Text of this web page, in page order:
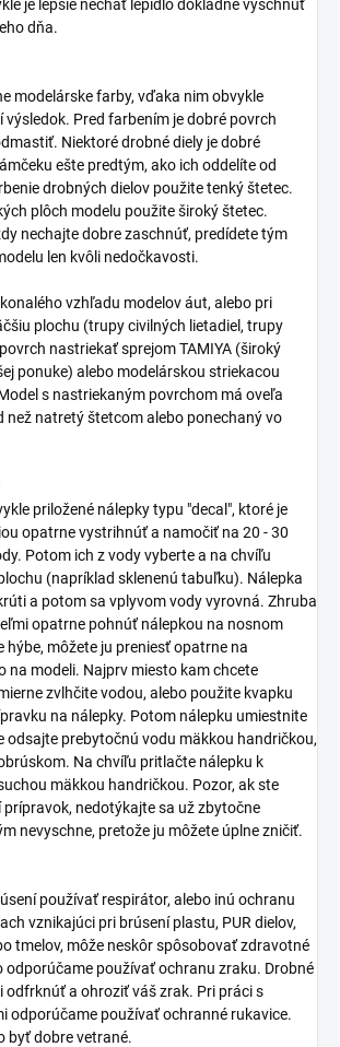
je lepšie nechať lepidlo dôkladne vyschnúť
dňa.
modelárske farby, vďaka nim obvykle
výsledok. Pred farbením je dobré povrch
Niektoré drobné diely je dobré
ešte predtým, ako ich oddelíte od
drobných dielov použite tenký štetec.
plôch modelu použite široký štetec.
nechajte dobre zaschnúť, predídete tým
len kvôli nedočkavosti.
vzhľadu modelov áut, alebo pri
plochu (trupy civilných lietadiel, trupy
nastriekať sprejom TAMIYA (široký
ponuke) alebo modelárskou striekacou
s nastriekaným povrchom má oveľa
než natretý štetcom alebo ponechaný vo
priložené nálepky typu "decal", ktoré je
opatrne vystrihnúť a namočiť na 20 - 30
Potom ich z vody vyberte a na chvíľu
(napríklad sklenenú tabuľku). Nálepka
a potom sa vplyvom vody vyrovná. Zhruba
opatrne pohnúť nálepkou na nosnom
hýbe, môžete ju preniesť opatrne na
na modeli. Najprv miesto kam chcete
zvlhčite vodou, alebo použite kvapku
na nálepky. Potom nálepku umiestnite
odsajte prebytočnú vodu mäkkou handričkou,
Na chvíľu pritlačte nálepku k
mäkkou handričkou. Pozor, ak ste
nedotýkajte sa už zbytočne
nevyschne, pretože ju môžete úplne zničiť.
používať respirátor, alebo inú ochranu
vznikajúci pri brúsení plastu, PUR dielov,
tmelov, môže neskôr spôsobovať zdravotné
odporúčame používať ochranu zraku. Drobné
odfrknúť a ohroziť váš zrak. Pri práci s
odporúčame používať ochranné rukavice.
byť dobre vetrané.